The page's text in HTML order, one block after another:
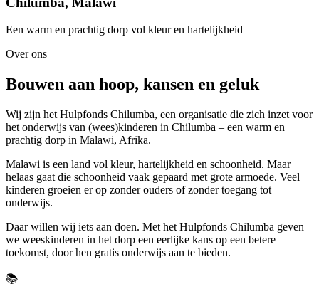
Een warm en prachtig dorp vol kleur en hartelijkheid
Over ons
Bouwen aan hoop, kansen en geluk
Wij zijn het Hulpfonds Chilumba, een organisatie die zich inzet voor
het onderwijs van (wees)kinderen in Chilumba – een warm en
prachtig dorp in Malawi, Afrika.
Malawi is een land vol kleur, hartelijkheid en schoonheid. Maar
helaas gaat die schoonheid vaak gepaard met grote armoede. Veel
kinderen groeien er op zonder ouders of zonder toegang tot
onderwijs.
Daar willen wij iets aan doen. Met het Hulpfonds Chilumba geven
we weeskinderen in het dorp een eerlijke kans op een betere
toekomst, door hen gratis onderwijs aan te bieden.
📚